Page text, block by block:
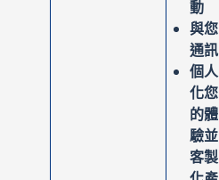
動
與您
通訊
個人
化您
的體
驗並
客製